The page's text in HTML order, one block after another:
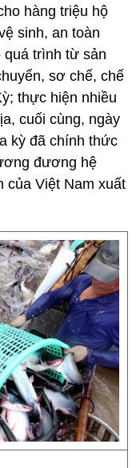
hàng triệu hộ
sinh, an toàn
quá trình từ sản
sơ chế, chế
thực hiện nhiều
cuối cùng, ngày
kỳ đã chính thức
đương hệ
của Việt Nam xuất